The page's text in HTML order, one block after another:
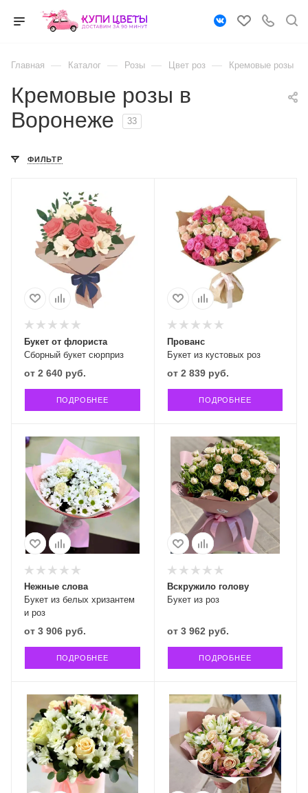
Главная — Каталог — Розы — Цвет роз — Кремовые розы
Кремовые розы в
Воронеже
33
ФИЛЬТР
Сборный букет сюрприз
Букет от флориста
от 2 640 руб.
ПОДРОБНЕЕ
Букет из кустовых роз
Прованс
от 2 839 руб.
ПОДРОБНЕЕ
Букет из белых хризантем
и роз
Нежные слова
от 3 906 руб.
ПОДРОБНЕЕ
Букет из роз
Вскружило голову
от 3 962 руб.
ПОДРОБНЕЕ